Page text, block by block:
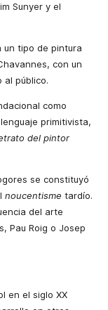
Sunyer y el
un tipo de pintura
con un
al público.
como
primitivista,
del pintor
se constituyó
noucentisme tardío.
del arte
Pau Roig o Josep
en el siglo XX